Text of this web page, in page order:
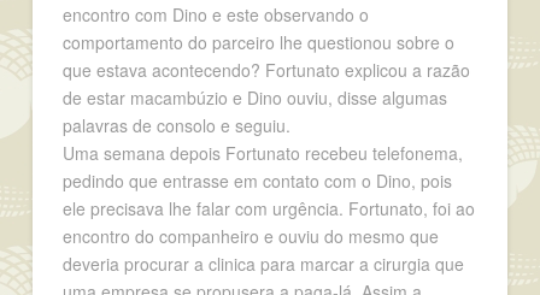
encontro com Dino e este observando o
comportamento do parceiro lhe questionou sobre o
que estava acontecendo? Fortunato explicou a razão
de estar macambúzio e Dino ouviu, disse algumas
palavras de consolo e seguiu.
Uma semana depois Fortunato recebeu telefonema,
pedindo que entrasse em contato com o Dino, pois
ele precisava lhe falar com urgência. Fortunato, foi ao
encontro do companheiro e ouviu do mesmo que
deveria procurar a clinica para marcar a cirurgia que